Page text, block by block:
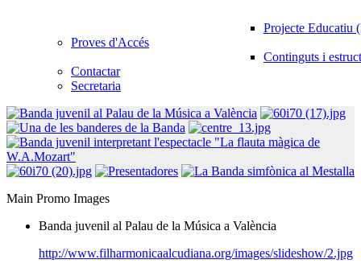
Projecte Educatiu
Proves d'Accés
Continguts i
Contactar
Secretaria
Main Promo Images
Banda juvenil al Palau de la Música a València
http://www.filharmonicaalcudiana.org/images/slideshow/2.jpg